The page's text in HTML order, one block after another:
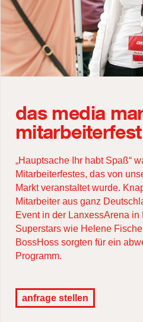
das media
mitarbeiterfest
„Hauptsache Ihr habt Spaß“
Mitarbeiterfestes, das von
Markt veranstaltet wurde.
Mitarbeiter aus ganz
Event in der LanxessArena
Superstars wie Helene
BossHoss sorgten für ein
Programm.
anfrage stellen